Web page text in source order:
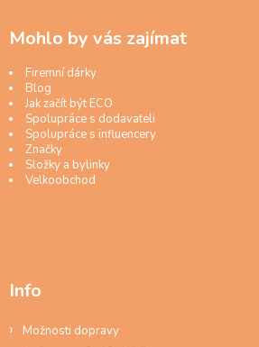
Mohlo by vás zajímat
Firemní dárky
Blog
Jak začít být ECO
Spolupráce s dodavateli
Spolupráce s influencery
Značky
Složky a bylinky
Velkoobchod
Info
Možnosti dopravy